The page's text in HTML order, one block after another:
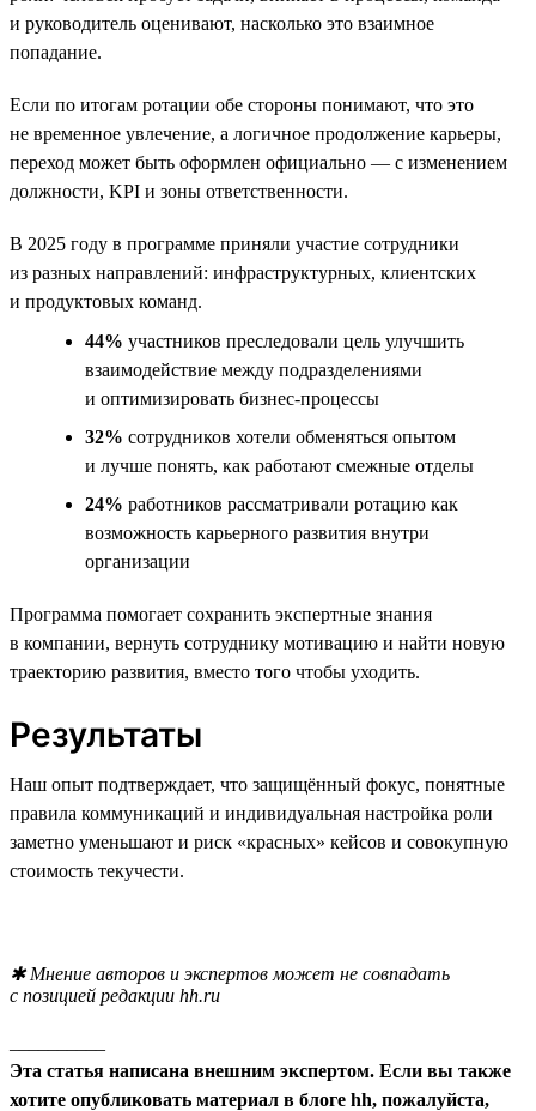
и руководитель оценивают, насколько это взаимное
попадание.
Если по итогам ротации обе стороны понимают, что это
не временное увлечение, а логичное продолжение карьеры,
переход может быть оформлен официально — с изменением
должности, KPI и зоны ответственности.
В 2025 году в программе приняли участие сотрудники
из разных направлений: инфраструктурных, клиентских
и продуктовых команд.
44% участников преследовали цель улучшить
взаимодействие между подразделениями
и оптимизировать бизнес-процессы
32% сотрудников хотели обменяться опытом
и лучше понять, как работают смежные отделы
24% работников рассматривали ротацию как
возможность карьерного развития внутри
организации
Программа помогает сохранить экспертные знания
в компании, вернуть сотруднику мотивацию и найти новую
траекторию развития, вместо того чтобы уходить.
Результаты
Наш опыт подтверждает, что защищённый фокус, понятные
правила коммуникаций и индивидуальная настройка роли
заметно уменьшают и риск «красных» кейсов и совокупную
стоимость текучести.
✱ Мнение авторов и экспертов может не совпадать
с позицией редакции hh.ru
Эта статья написана внешним экспертом. Если вы также
хотите опубликовать материал в блоге hh, пожалуйста,